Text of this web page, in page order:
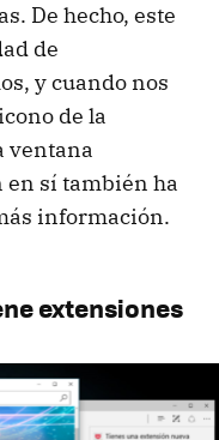
De hecho, este
de
y cuando nos
de la
ventana
sí también ha
información.
extensiones